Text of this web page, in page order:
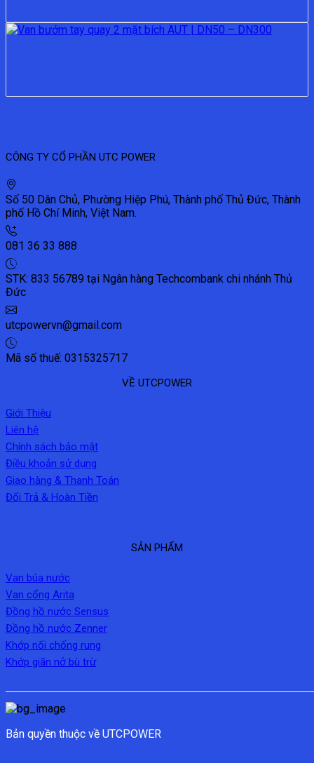
CÔNG TY CỔ PHẦN UTC POWER
Số 50 Dân Chủ, Phường Hiệp Phú, Thành phố Thủ Đức, Thành
phố Hồ Chí Minh, Việt Nam.
081 36 33 888
STK: 833 56789 tại Ngân hàng Techcombank chi nhánh Thủ
Đức
utcpowervn@gmail.com
Mã số thuế: 0315325717
VỀ UTCPOWER
Giới Thiệu
Liên hệ
Chính sách bảo mật
Điều khoản sử dụng
Giao hàng & Thanh Toán
Đổi Trả & Hoàn Tiền
SẢN PHẨM
Van búa nước
Van cổng Arita
Đồng hồ nước Sensus
Đồng hồ nước Zenner
Khớp nối chống rung
Khớp giãn nở bù trừ
Bản quyền thuộc về UTCPOWER